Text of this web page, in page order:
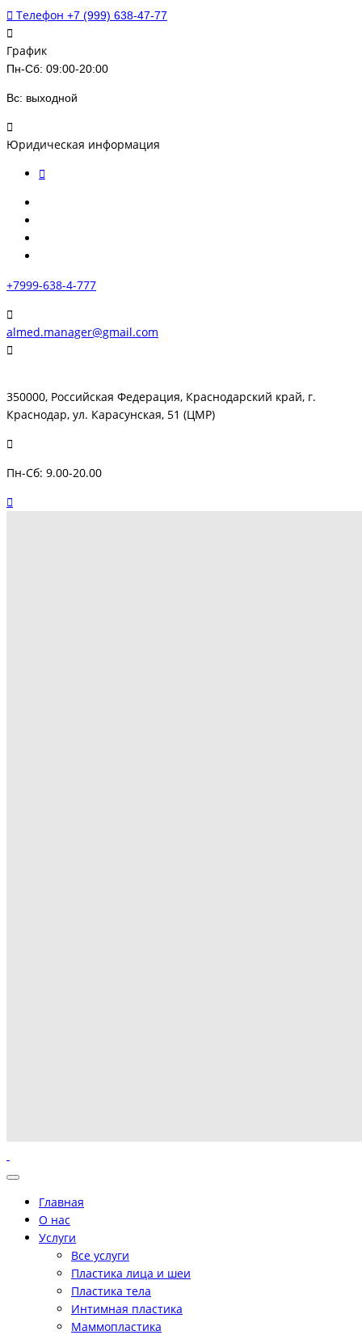
Телефон +7 (999) 638-47-77
График
Пн-Сб: 09:00-20:00
Вс: выходной
Юридическая информация
+7999-638-4-777
almed.manager@gmail.com
350000, Российская Федерация, Краснодарский край, г.
Краснодар, ул. Карасунская, 51 (ЦМР)
Пн-Сб: 9.00-20.00
Главная
О нас
Услуги
Все услуги
Пластика лица и шеи
Пластика тела
Интимная пластика
Маммопластика